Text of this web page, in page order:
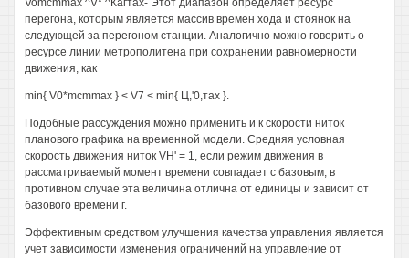
Vomcmmax ^V* ^Кагтах- Этот диапазон определяет ресурс
перегона, которым является массив времен хода и стоянок на
следующей за перегоном станции. Аналогично можно говорить о
ресурсе линии метрополитена при сохранении равномерности
движения, как
min{ V0*mcmmax } < V7 < min{ Ц,'0,тах }.
Подобные рассуждения можно применить и к скорости ниток
планового графика на временной модели. Средняя условная
скорость движения ниток VH' = 1, если режим движения в
рассматриваемый момент времени совпадает с базовым; в
противном случае эта величина отлична от единицы и зависит от
базового времени г.
Эффективным средством улучшения качества управления является
учет зависимости изменения ограничений на управление от